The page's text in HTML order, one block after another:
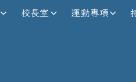
訊網
校長室 運動專項